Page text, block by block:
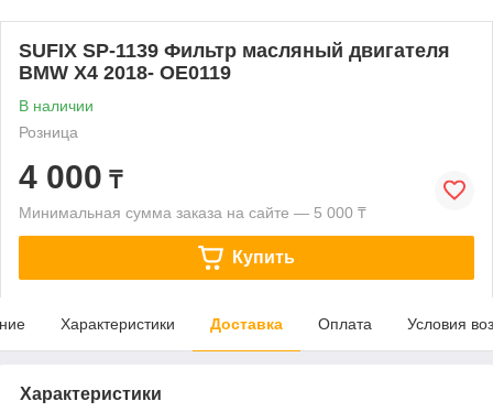
SUFIX SP-1139 Фильтр масляный двигателя
BMW X4 2018- OE0119
В наличии
Розница
4 000 ₸
Минимальная сумма заказа на сайте — 5 000 ₸
Купить
Характеристики Доставка Оплата Условия
Характеристики